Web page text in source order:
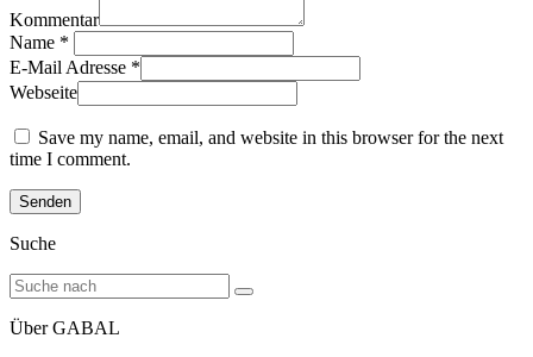
Kommentar
Name *
E-Mail Adresse *
Webseite
Save my name, email, and website in this browser for the next
time I comment.
Suche
Über GABAL